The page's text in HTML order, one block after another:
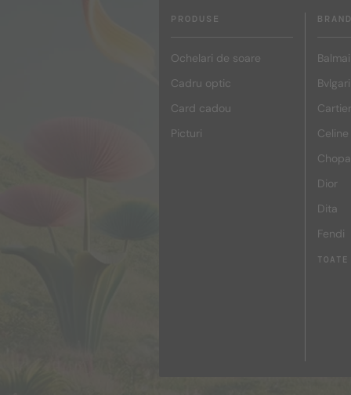
PRODUSE
Ochelari de soare
Cadru optic
Card cadou
Picturi
Bvlgari
Cartier
Celine
Dior
Dita
Fendi